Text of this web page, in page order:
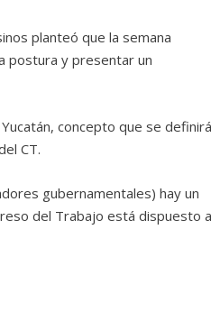
planteó que la semana
postura y presentar un
concepto que se
CT.
gubernamentales) hay un
del Trabajo está dispuesto